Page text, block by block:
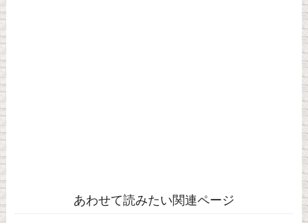
あわせて読みたい関連ページ